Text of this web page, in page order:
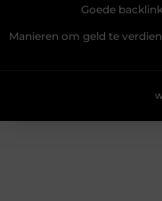
Goede
Manieren om geld te